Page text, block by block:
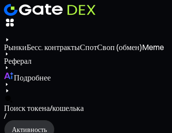
РынкиБесс. контрактыСпотСвоп (обмен)Meme
Реферал
Подробнее
Поиск токена/кошелька
/
Активность